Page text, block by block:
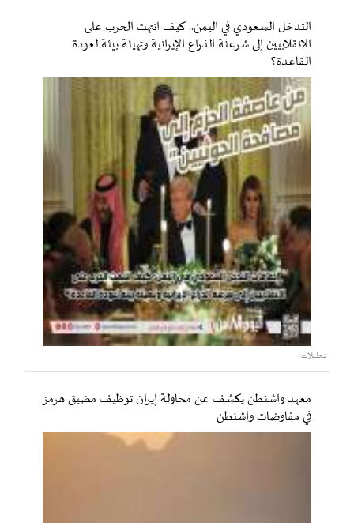
التدخل السعودي في اليمن.. كيف انتهت الحرب على
الانقلابيين إلى شرعنة الذراع الإيرانية وتهيئة بيئة لعودة
القاعدة؟
تحليلات
معهد واشنطن يكشف عن محاولة إيران توظيف مضيق هرمز
في مفاوضات واشنطن